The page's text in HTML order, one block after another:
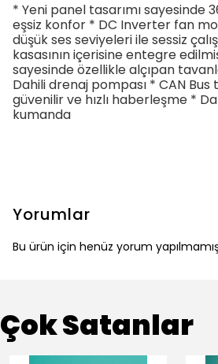
* Yeni panel tasarımı sayesinde
eşsiz konfor * DC Inverter fan
düşük ses seviyeleri ile sessiz
kasasının içerisine entegre
sayesinde özellikle alçıpan
Dahili drenaj pompası * CAN Bus
güvenilir ve hızlı haberleşme *
kumanda
Yorumlar
Bu ürün için henüz yorum
Çok Satanlar